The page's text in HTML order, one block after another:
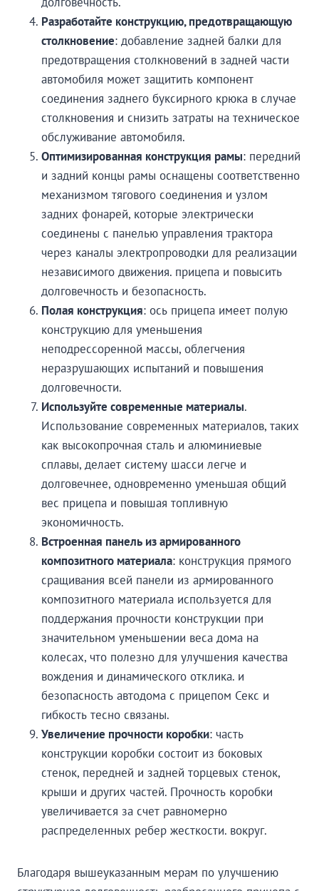
Разработайте конструкцию, предотвращающую
столкновение: добавление задней балки для
предотвращения столкновений в задней части
автомобиля может защитить компонент
соединения заднего буксирного крюка в случае
столкновения и снизить затраты на техническое
обслуживание автомобиля.
Оптимизированная конструкция рамы: передний
и задний концы рамы оснащены соответственно
механизмом тягового соединения и узлом
задних фонарей, которые электрически
соединены с панелью управления трактора
через каналы электропроводки для реализации
независимого движения. прицепа и повысить
долговечность и безопасность.
Полая конструкция: ось прицепа имеет полую
конструкцию для уменьшения
неподрессоренной массы, облегчения
неразрушающих испытаний и повышения
долговечности.
Используйте современные материалы.
Использование современных материалов, таких
как высокопрочная сталь и алюминиевые
сплавы, делает систему шасси легче и
долговечнее, одновременно уменьшая общий
вес прицепа и повышая топливную
экономичность.
Встроенная панель из армированного
композитного материала: конструкция прямого
сращивания всей панели из армированного
композитного материала используется для
поддержания прочности конструкции при
значительном уменьшении веса дома на
колесах, что полезно для улучшения качества
вождения и динамического отклика. и
безопасность автодома с прицепом Секс и
гибкость тесно связаны.
Увеличение прочности коробки: часть
конструкции коробки состоит из боковых
стенок, передней и задней торцевых стенок,
крыши и других частей. Прочность коробки
увеличивается за счет равномерно
распределенных ребер жесткости. вокруг.
Благодаря вышеуказанным мерам по улучшению